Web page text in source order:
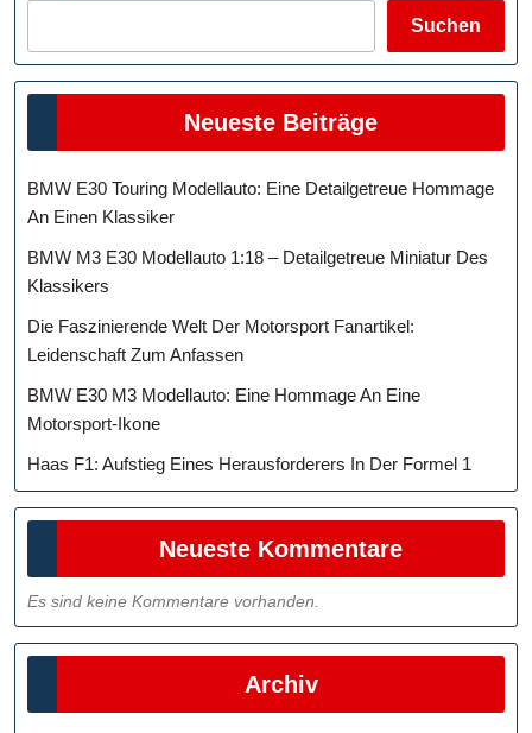
Suchen
Neueste Beiträge
BMW E30 Touring Modellauto: Eine Detailgetreue Hommage
An Einen Klassiker
BMW M3 E30 Modellauto 1:18 – Detailgetreue Miniatur Des
Klassikers
Die Faszinierende Welt Der Motorsport Fanartikel:
Leidenschaft Zum Anfassen
BMW E30 M3 Modellauto: Eine Hommage An Eine
Motorsport-Ikone
Haas F1: Aufstieg Eines Herausforderers In Der Formel 1
Neueste Kommentare
Es sind keine Kommentare vorhanden.
Archiv